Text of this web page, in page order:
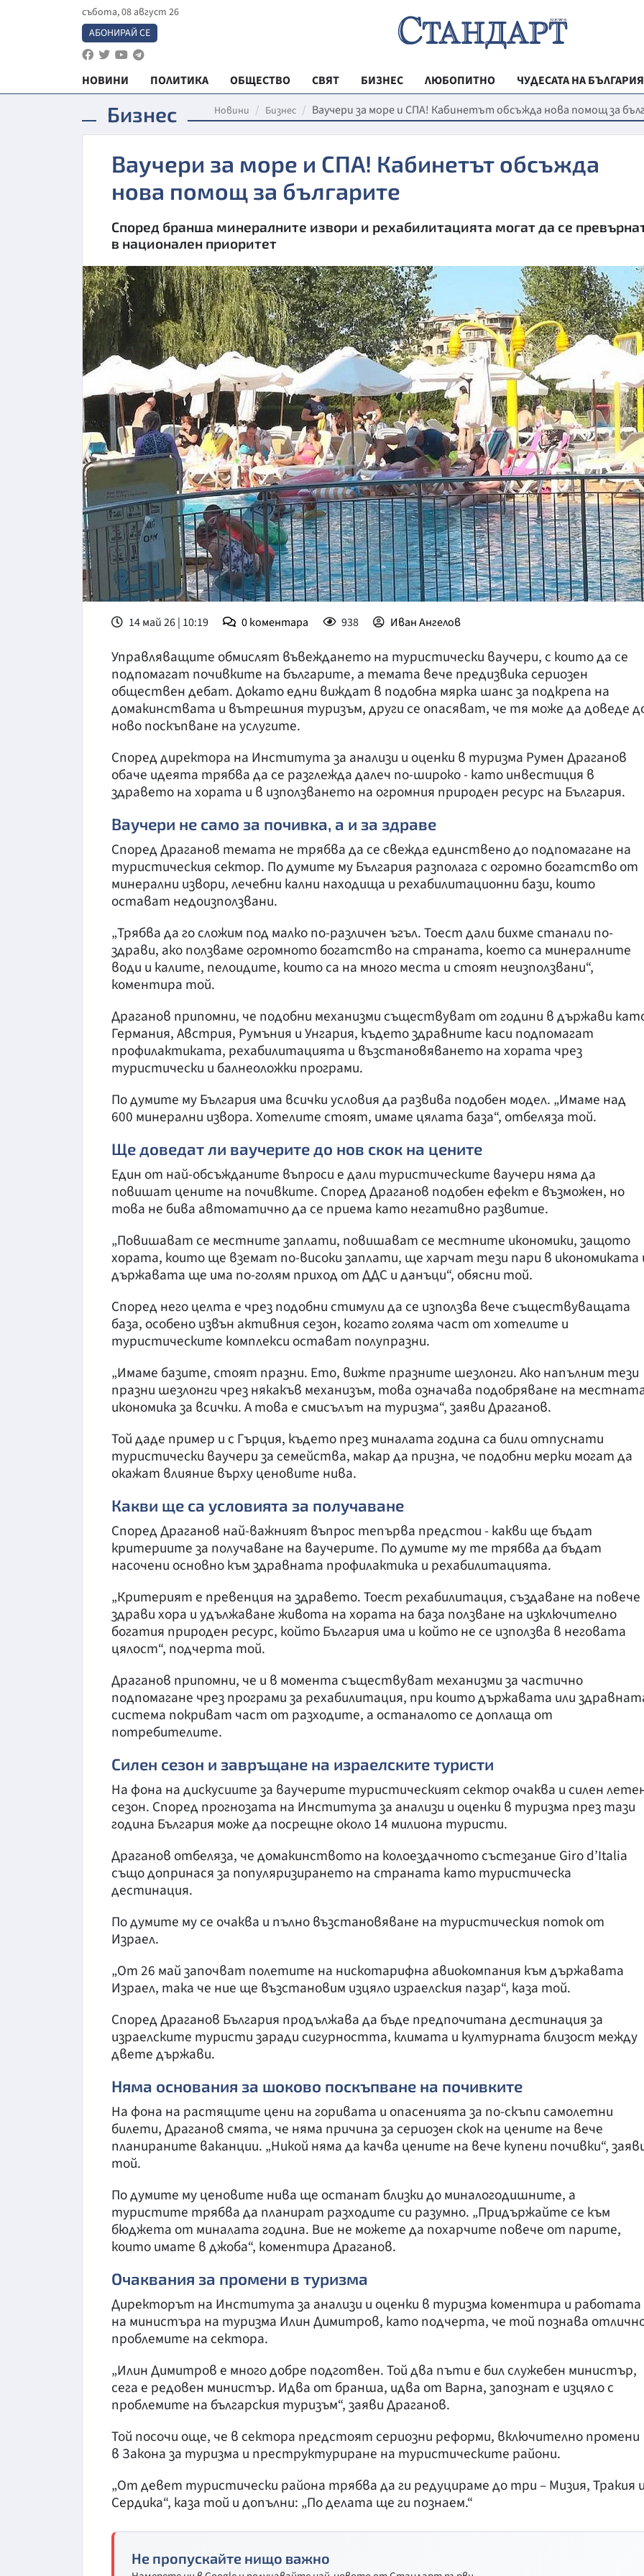
събота, 08 август 26
АБОНИРАЙ СЕ
НОВИНИ ПОЛИТИКА ОБЩЕСТВО СВЯТ БИЗНЕС ЛЮБОПИТНО
ЧУДЕСАТА НА БЪЛГАРИЯ
РЕГИОНАЛНИ
ВЕСТНИК
МЛАДЕЖКА
МОЯТ ГРАД
ТЕХНОЛОГИИ
ДА!НА
ДА! НА
КУЛТУРА
ПРАВОСЪДИЕ
КРИМИ
ВЯРА
ОБЯВИ
ВОЙНАТА В
ВРЕМЕТО
Бизнес Новини Бизнес Ваучери за море и СПА! Кабинетът обсъжда нова помощ за
Ваучери за море и СПА! Кабинетът обсъжда
нова помощ за българите
Според бранша минералните извори и рехабилитацията могат да се
в национален приоритет
14 май 26 | 10:19 0коментара 938 Иван Ангелов
Управляващите обмислят въвеждането на туристически ваучери, с които да се
подпомагат почивките на българите, а темата вече предизвика сериозен
обществен дебат. Докато едни виждат в подобна мярка шанс за подкрепа на
домакинствата и вътрешния туризъм, други се опасяват, че тя може да доведе
ново поскъпване на услугите.
Според директора на Института за анализи и оценки в туризма Румен Драганов
обаче идеята трябва да се разглежда далеч по-широко - като инвестиция в
здравето на хората и в използването на огромния природен ресурс на България.
Ваучери не само за почивка, а и за здраве
Според Драганов темата не трябва да се свежда единствено до подпомагане на
туристическия сектор. По думите му България разполага с огромно богатство от
минерални извори, лечебни кални находища и рехабилитационни бази, които
остават недоизползвани.
„Трябва да го сложим под малко по-различен ъгъл. Тоест дали бихме станали по-
здрави, ако ползваме огромното богатство на страната, което са минералните
води и калите, пелоидите, които са на много места и стоят неизползвани“,
коментира той.
Драганов припомни, че подобни механизми съществуват от години в държави
Германия, Австрия, Румъния и Унгария, където здравните каси подпомагат
профилактиката, рехабилитацията и възстановяването на хората чрез
туристически и балнеоложки програми.
По думите му България има всички условия да развива подобен модел. „Имаме над
600 минерални извора. Хотелите стоят, имаме цялата база“, отбеляза той.
Ще доведат ли ваучерите до нов скок на цените
Един от най-обсъжданите въпроси е дали туристическите ваучери няма да
повишат цените на почивките. Според Драганов подобен ефект е възможен, но
това не бива автоматично да се приема като негативно развитие.
„Повишават се местните заплати, повишават се местните икономики, защото
хората, които ще вземат по-високи заплати, ще харчат тези пари в икономиката
държавата ще има по-голям приход от ДДС и данъци“, обясни той.
Според него целта е чрез подобни стимули да се използва вече съществуващата
база, особено извън активния сезон, когато голяма част от хотелите и
туристическите комплекси остават полупразни.
„Имаме базите, стоят празни. Ето, вижте празните шезлонги. Ако напълним тези
празни шезлонги чрез някакъв механизъм, това означава подобряване на
икономика за всички. А това е смисълът на туризма“, заяви Драганов.
Той даде пример и с Гърция, където през миналата година са били отпуснати
туристически ваучери за семейства, макар да призна, че подобни мерки могат да
окажат влияние върху ценовите нива.
Какви ще са условията за получаване
Според Драганов най-важният въпрос тепърва предстои - какви ще бъдат
критериите за получаване на ваучерите. По думите му те трябва да бъдат
насочени основно към здравната профилактика и рехабилитацията.
„Критерият е превенция на здравето. Тоест рехабилитация, създаване на повече
здрави хора и удължаване живота на хората на база ползване на изключително
богатия природен ресурс, който България има и който не се използва в неговата
цялост“, подчерта той.
Драганов припомни, че и в момента съществуват механизми за частично
подпомагане чрез програми за рехабилитация, при които държавата или
система покриват част от разходите, а останалото се доплаща от
потребителите.
Силен сезон и завръщане на израелските туристи
На фона на дискусиите за ваучерите туристическият сектор очаква и силен
сезон. Според прогнозата на Института за анализи и оценки в туризма през тази
година България може да посрещне около 14 милиона туристи.
Драганов отбеляза, че домакинството на колоездачното състезание Giro d’Italia
също допринася за популяризирането на страната като туристическа
дестинация.
По думите му се очаква и пълно възстановяване на туристическия поток от
Израел.
„От 26 май започват полетите на нискотарифна авиокомпания към държавата
Израел, така че ние ще възстановим изцяло израелския пазар“, каза той.
Според Драганов България продължава да бъде предпочитана дестинация за
израелските туристи заради сигурността, климата и културната близост между
двете държави.
Няма основания за шоково поскъпване на почивките
На фона на растящите цени на горивата и опасенията за по-скъпи самолетни
билети, Драганов смята, че няма причина за сериозен скок на цените на вече
планираните ваканции. „Никой няма да качва цените на вече купени почивки“,
той.
По думите му ценовите нива ще останат близки до миналогодишните, а
туристите трябва да планират разходите си разумно. „Придържайте се към
бюджета от миналата година. Вие не можете да похарчите повече от парите,
които имате в джоба“, коментира Драганов.
Очаквания за промени в туризма
Директорът на Института за анализи и оценки в туризма коментира и работата
на министъра на туризма Илин Димитров, като подчерта, че той познава
проблемите на сектора.
„Илин Димитров е много добре подготвен. Той два пъти е бил служебен министър,
сега е редовен министър. Идва от бранша, идва от Варна, запознат е изцяло с
проблемите на българския туризъм“, заяви Драганов.
Той посочи още, че в сектора предстоят сериозни реформи, включително промени
в Закона за туризма и преструктуриране на туристическите райони.
„От девет туристически района трябва да ги редуцираме до три – Мизия, Тракия
Сердика“, каза той и допълни: „По делата ще ги познаем.“
Не пропускайте нищо важно